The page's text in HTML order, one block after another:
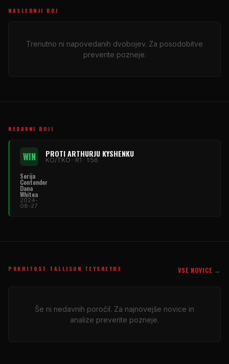
NASLEDNJI BOJ
Trenutno ni napovedanih dvobojev. Za posodobitve
preverite pozneje.
NEDAVNI BOJI
WIN PROTI ARTHURJU KYSHENKU
KO/TKO · R1 · 1:56
Serija
Contender
Dana
Whitea
2024-
08-27
POKRITOST TALLISON TEYSHEYRE VSE NOVICE →
Še ni nedavnih poročil. Za najnovejše novice in
analize preverite pozneje.